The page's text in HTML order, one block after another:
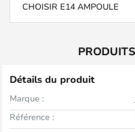
CHOISIR E14 AMPOULE
Détails du produit
Marque :
Référence :